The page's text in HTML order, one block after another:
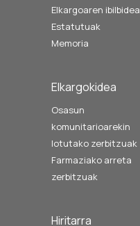
Elkargoaren ibilbidea
Estatutuak
Memoria
Elkargokidea
Osasun
komunitarioarekin
lotutako zerbitzuak
Farmaziako arreta
zerbitzuak
Hiritarra